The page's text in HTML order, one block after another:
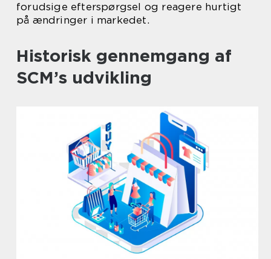
forudsige efterspørgsel og reagere hurtigt
på ændringer i markedet.
Historisk gennemgang af
SCM’s udvikling